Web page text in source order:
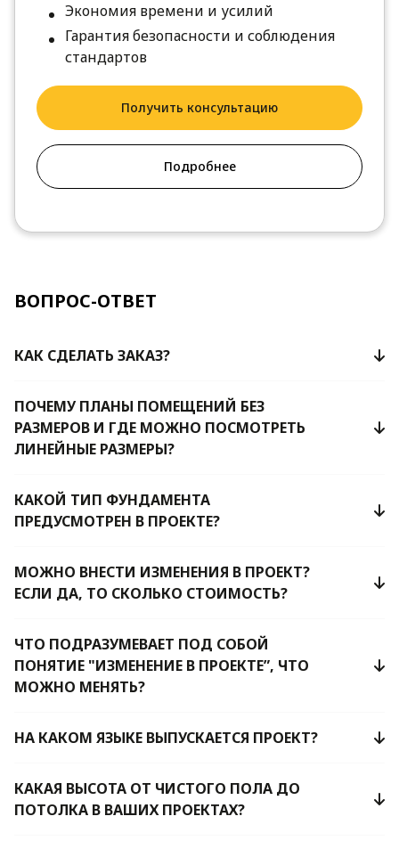
Экономия времени и усилий
Гарантия безопасности и соблюдения
стандартов
Получить консультацию
Подробнее
ВОПРОС-ОТВЕТ
КАК СДЕЛАТЬ ЗАКАЗ?
ПОЧЕМУ ПЛАНЫ ПОМЕЩЕНИЙ БЕЗ
РАЗМЕРОВ И ГДЕ МОЖНО ПОСМОТРЕТЬ
ЛИНЕЙНЫЕ РАЗМЕРЫ?
КАКОЙ ТИП ФУНДАМЕНТА
ПРЕДУСМОТРЕН В ПРОЕКТЕ?
МОЖНО ВНЕСТИ ИЗМЕНЕНИЯ В ПРОЕКТ?
ЕСЛИ ДА, ТО СКОЛЬКО СТОИМОСТЬ?
ЧТО ПОДРАЗУМЕВАЕТ ПОД СОБОЙ
ПОНЯТИЕ "ИЗМЕНЕНИЕ В ПРОЕКТЕ”, ЧТО
МОЖНО МЕНЯТЬ?
НА КАКОМ ЯЗЫКЕ ВЫПУСКАЕТСЯ ПРОЕКТ?
КАКАЯ ВЫСОТА ОТ ЧИСТОГО ПОЛА ДО
ПОТОЛКА В ВАШИХ ПРОЕКТАХ?